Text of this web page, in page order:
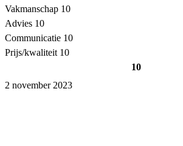
Vakmanschap 10
Advies 10
Communicatie 10
Prijs/kwaliteit 10
10
2 november 2023